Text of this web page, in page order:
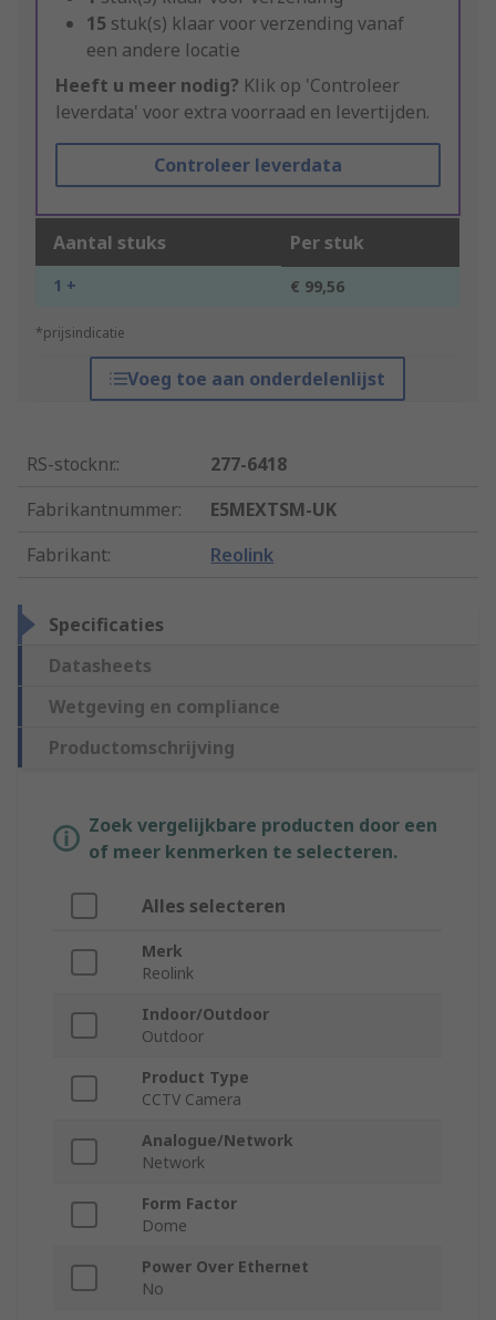
15 stuk(s) klaar voor verzending vanaf
een andere locatie
Heeft u meer nodig? Klik op 'Controleer
leverdata' voor extra voorraad en levertijden.
Controleer leverdata
Aantal stuks Per stuk
1 + € 99,56
*prijsindicatie
Voeg toe aan onderdelenlijst
RS-stocknr.:
277-6418
Fabrikantnummer:
E5MEXTSM-UK
Fabrikant: Reolink
Specificaties
Datasheets
Wetgeving en compliance
Productomschrijving
Zoek vergelijkbare producten door een
of meer kenmerken te selecteren.
Alles selecteren
Merk
Reolink
Indoor/Outdoor
Outdoor
Product Type
CCTV Camera
Analogue/Network
Network
Form Factor
Dome
Power Over Ethernet
No